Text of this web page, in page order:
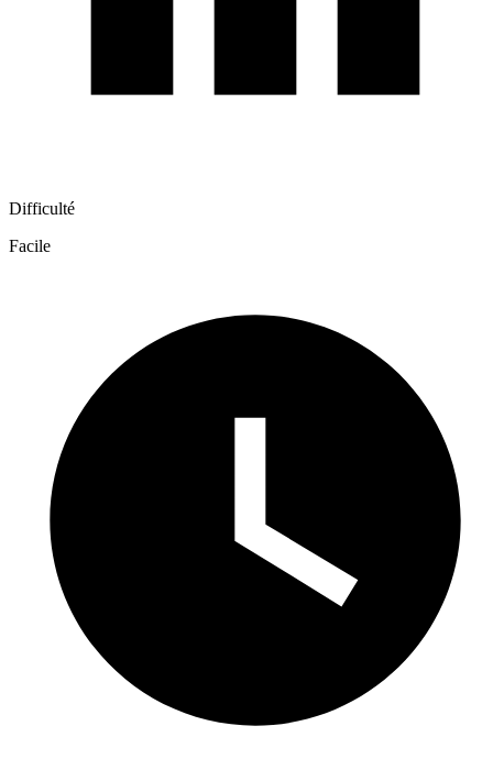
Difficulté
Facile